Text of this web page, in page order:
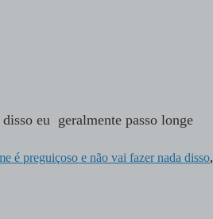
eu geralmente passo longe
é preguiçoso e não vai fazer nada disso,